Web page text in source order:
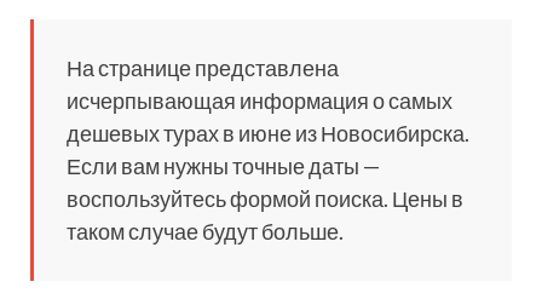
На странице представлена
исчерпывающая информация о самых
дешевых турах в июне из Новосибирска.
Если вам нужны точные даты —
воспользуйтесь формой поиска. Цены в
таком случае будут больше.